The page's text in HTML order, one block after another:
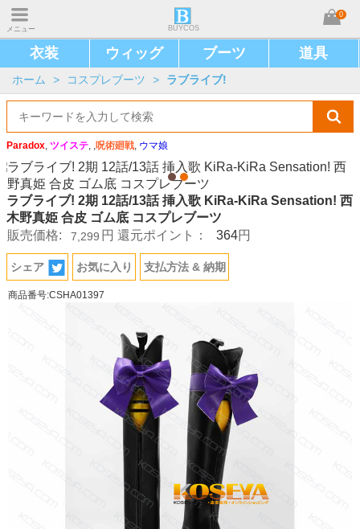
メニュー BUYCOS
0
衣装 ウィッグ ブーツ 道具
ホーム > コスプレブーツ > ラブライブ!
Paradox, ツイステ, ,呪術廻戦, ウマ娘
ラブライブ! 2期 12話/13話 挿入歌 KiRa-KiRa Sensation! 西
木野真姫 合皮 ゴム底 コスプレブーツ
販売価格:
7,299 円 還元ポイント： 364円
シェア お気に入り 支払方法 & 納期
商品番号:CSHA01397